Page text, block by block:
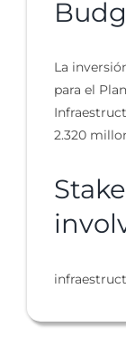
La
para el
2.320